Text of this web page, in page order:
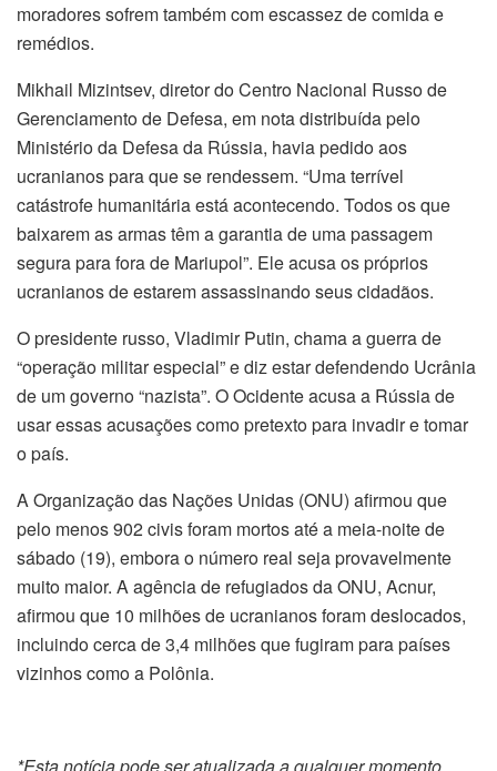
moradores sofrem também com escassez de comida e
remédios.
Mikhail Mizintsev, diretor do Centro Nacional Russo de
Gerenciamento de Defesa, em nota distribuída pelo
Ministério da Defesa da Rússia, havia pedido aos
ucranianos para que se rendessem. “Uma terrível
catástrofe humanitária está acontecendo. Todos os que
baixarem as armas têm a garantia de uma passagem
segura para fora de Mariupol”. Ele acusa os próprios
ucranianos de estarem assassinando seus cidadãos.
O presidente russo, Vladimir Putin, chama a guerra de
“operação militar especial” e diz estar defendendo Ucrânia
de um governo “nazista”. O Ocidente acusa a Rússia de
usar essas acusações como pretexto para invadir e tomar
o país.
A Organização das Nações Unidas (ONU) afirmou que
pelo menos 902 civis foram mortos até a meia-noite de
sábado (19), embora o número real seja provavelmente
muito maior. A agência de refugiados da ONU, Acnur,
afirmou que 10 milhões de ucranianos foram deslocados,
incluindo cerca de 3,4 milhões que fugiram para países
vizinhos como a Polônia.